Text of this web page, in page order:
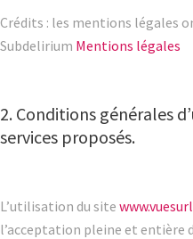
Crédits : les mentions légales
Subdelirium Mentions légales
2. Conditions générales
services proposés.
L’utilisation du site
l’acceptation pleine et entière